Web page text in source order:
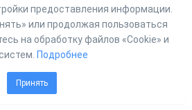
предоставления информации.
или продолжая пользоваться
на обработку файлов «Cookie» и
Подробнее
Принять